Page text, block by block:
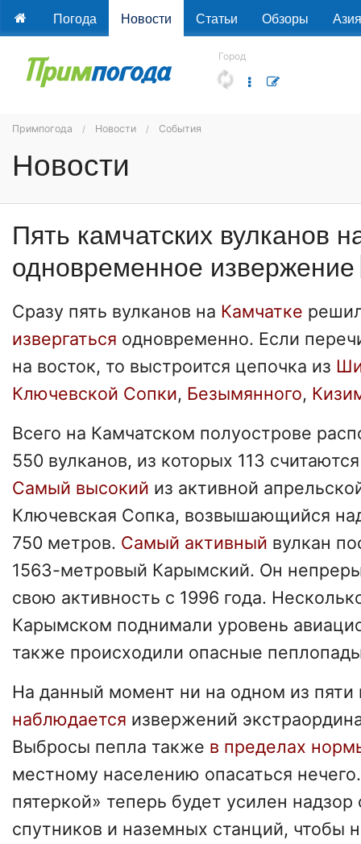
Погода Новости Статьи Обзоры Азия
Город
Примпогода Новости События
Новости
Пять камчатских вулканов
одновременное извержение
Сразу пять вулканов на Камчатке
извергаться одновременно. Если
на восток, то выстроится цепочка из
Ключевской Сопки, Безымянного,
Всего на Камчатском полуострове
550 вулканов, из которых 113
Самый высокий из активной
Ключевская Сопка, возвышающийся
750 метров. Самый активный вулкан
1563-метровый Карымский. Он
свою активность с 1996 года.
Карымском поднимали уровень
также происходили опасные
На данный момент ни на одном из пяти
наблюдается извержений
Выбросы пепла также в пределах
местному населению опасаться
пятеркой» теперь будет усилен
спутников и наземных станций, чтобы